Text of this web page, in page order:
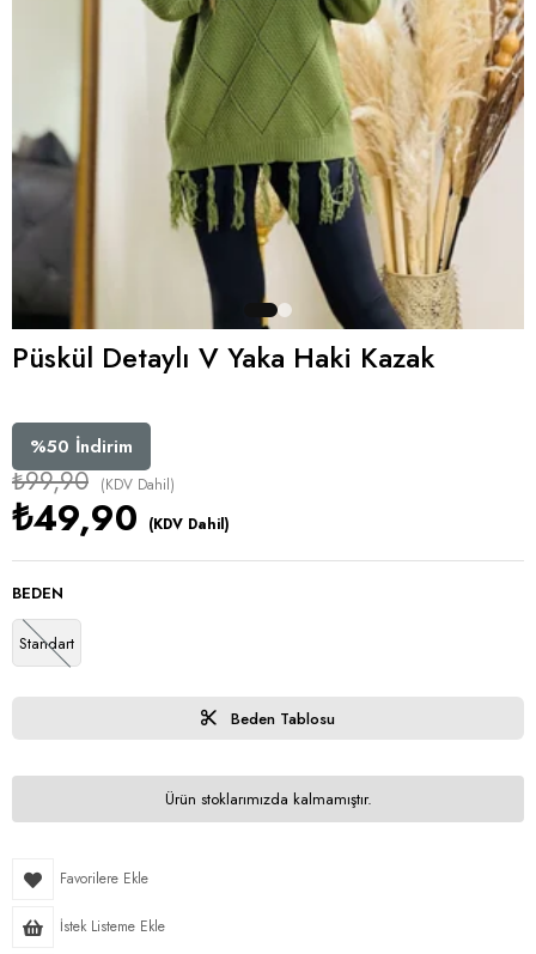
Püskül Detaylı V Yaka Haki Kazak
%50 İndirim
₺99,90 (KDV Dahil)
₺49,90 (KDV Dahil)
BEDEN
Standart
Beden Tablosu
Ürün stoklarımızda kalmamıştır.
Favorilere Ekle
İstek Listeme Ekle